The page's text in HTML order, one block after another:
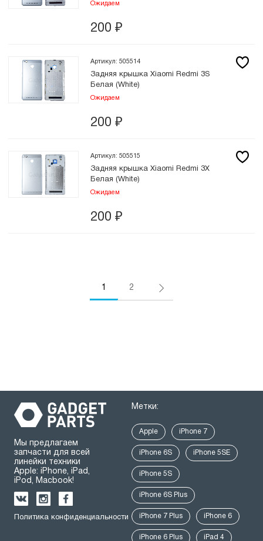
Ожидаем
200 ₽
Артикул: 505514
Задняя крышка Xiaomi Redmi 3S
Белая (White)
Ожидаем
200 ₽
Артикул: 505515
Задняя крышка Xiaomi Redmi 3X
Белая (White)
Ожидаем
200 ₽
1 2
Мы предлагаем
запчасти для всей
линейки техники
Apple: iPhone, iPad,
iPod, Macbook!
Политика конфиденциальности
Метки:
Apple iPhone 7
iPhone 6S iPhone 5SE
iPhone 5S
iPhone 6S Plus
iPhone 7 Plus iPhone 6
iPhone 6 Plus iPad 4